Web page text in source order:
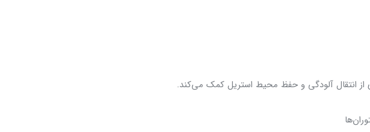
انتقال آلودگی و حفظ محیط استریل کمک می‌کند.